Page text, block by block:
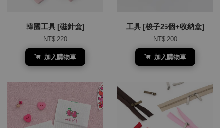
韓國工具 [磁針盒]
NT$ 220
加入購物車
工具 [梭子25個+收納盒]
NT$ 200
加入購物車